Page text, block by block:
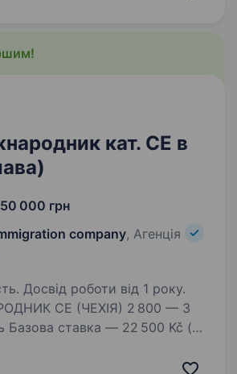
кат. СЕ в
000 грн
company, Агенція
Досвід роботи від 1 року.
CE (ЧЕХІЯ) 2 800 — 3
(
1 500 -1 650 € на місяць).